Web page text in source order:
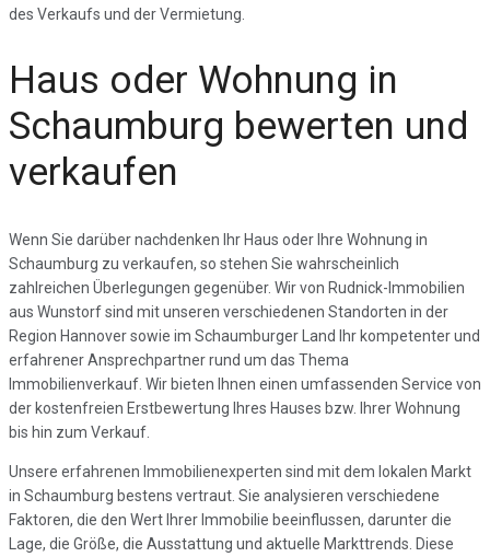
des Verkaufs und der Vermietung.
Haus oder Wohnung in
Schaumburg bewerten und
verkaufen
Wenn Sie darüber nachdenken Ihr Haus oder Ihre Wohnung in
Schaumburg zu verkaufen, so stehen Sie wahrscheinlich
zahlreichen Überlegungen gegenüber. Wir von Rudnick-Immobilien
aus Wunstorf sind mit unseren verschiedenen Standorten in der
Region Hannover sowie im Schaumburger Land Ihr kompetenter und
erfahrener Ansprechpartner rund um das Thema
Immobilienverkauf. Wir bieten Ihnen einen umfassenden Service von
der kostenfreien Erstbewertung Ihres Hauses bzw. Ihrer Wohnung
bis hin zum Verkauf.
Unsere erfahrenen Immobilienexperten sind mit dem lokalen Markt
in Schaumburg bestens vertraut. Sie analysieren verschiedene
Faktoren, die den Wert Ihrer Immobilie beeinflussen, darunter die
Lage, die Größe, die Ausstattung und aktuelle Markttrends. Diese